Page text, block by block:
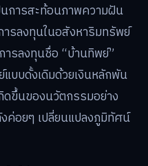
นการสะท้อนภาพความฝัน
รลงทุนในอสังหาริมทรัพย์
ารลงทุนชื่อ “บ้านทิพย์”
บบดั้งเดิมด้วยเงินหลักพัน
ดขึ้นของนวัตกรรมอย่าง
ค่อยๆ เปลี่ยนแปลงภูมิทัศน์